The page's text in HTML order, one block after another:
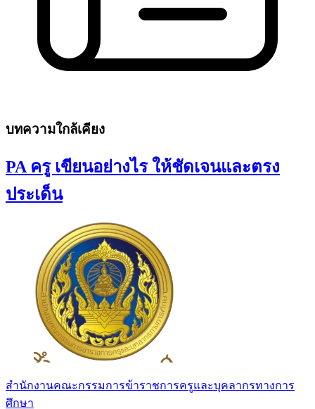
บทความใกล้เคียง
PA ครู เขียนอย่างไร ให้ชัดเจนและตรง
ประเด็น
สำนักงานคณะกรรมการข้าราชการครูและบุคลากรทางการ
ศึกษา